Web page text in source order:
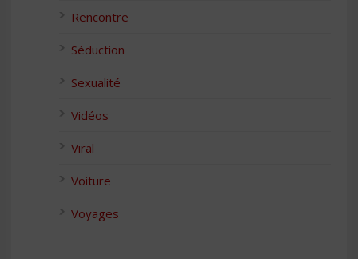
Rencontre
Séduction
Sexualité
Vidéos
Viral
Voiture
Voyages